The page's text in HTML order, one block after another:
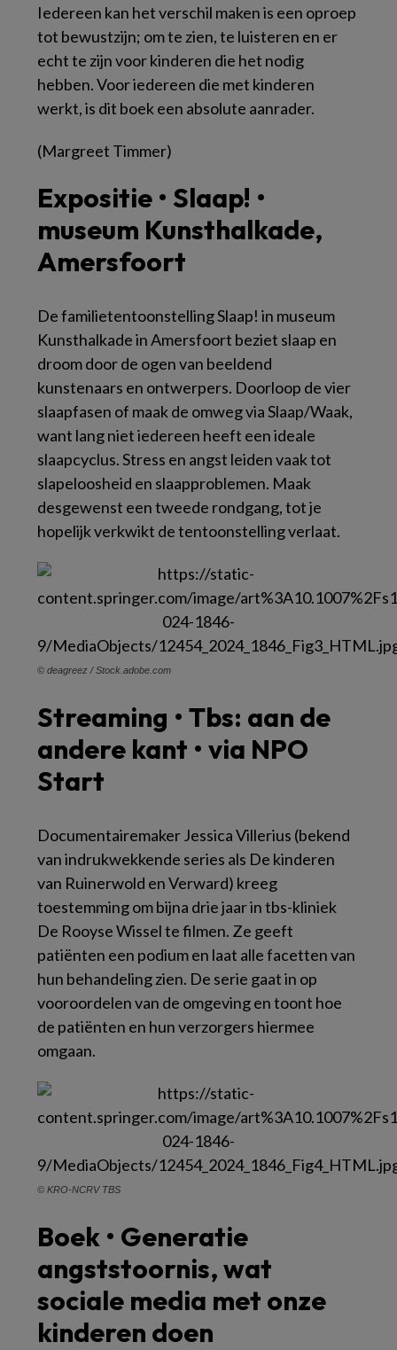
Iedereen kan het verschil makenis een oproep
tot bewustzijn; om te zien, te luisteren en er
echt te zijn voor kinderen die het nodig
hebben. Voor iedereen die met kinderen
werkt, is dit boek een absolute aanrader.
(Margreet Timmer)
Expositie • Slaap! •
museum Kunsthalkade,
Amersfoort
De familietentoonstellingSlaap! in museum
Kunsthalkade in Amersfoort beziet slaap en
droom door de ogen van beeldend
kunstenaars en ontwerpers. Doorloop de vier
slaapfasen of maak de omweg via Slaap/Waak,
want lang niet iedereen heeft een ideale
slaapcyclus. Stress en angst leiden vaak tot
slapeloosheid en slaapproblemen. Maak
desgewenst een tweede rondgang, tot je
hopelijk verkwikt de tentoonstelling verlaat.
© deagreez / Stock.adobe.com
Streaming • Tbs: aan de
andere kant • via NPO
Start
Documentairemaker Jessica Villerius (bekend
van indrukwekkende series als De kinderen
van Ruinerwold enVerward) kreeg
toestemming om bijna drie jaar in tbs-kliniek
De Rooyse Wissel te filmen. Ze geeft
patiënten een podium en laat alle facetten van
hun behandeling zien. De serie gaat in op
vooroordelen van de omgeving en toont hoe
de patiënten en hun verzorgers hiermee
omgaan.
© KRO-NCRV TBS
Boek • Generatie
angststoornis, wat
sociale media met onze
kinderen doen